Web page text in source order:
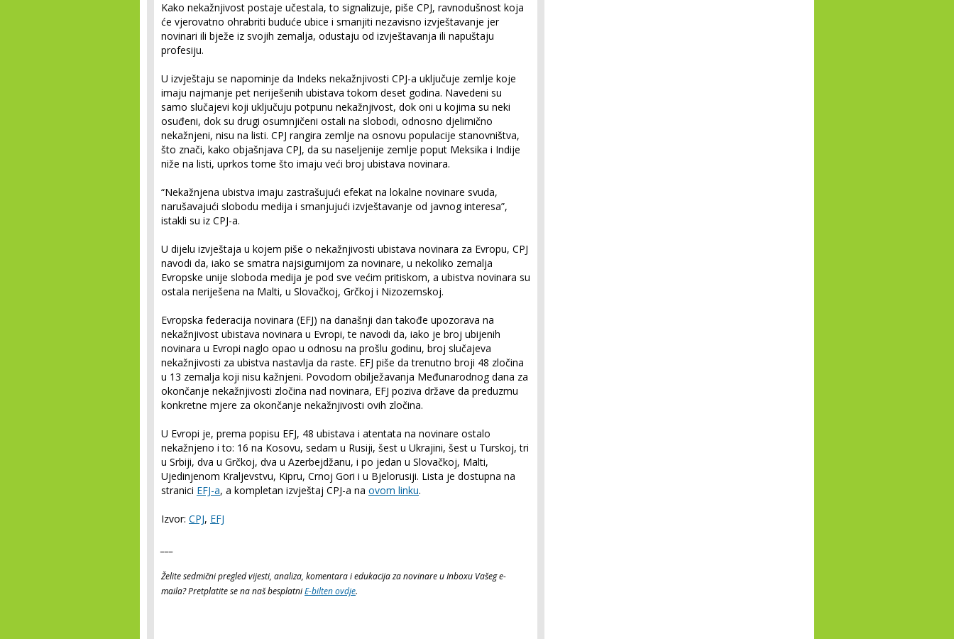
Kako nekažnjivost postaje učestala, to signalizuje, piše CPJ, ravnodušnost koja
će vjerovatno ohrabriti buduće ubice i smanjiti nezavisno izvještavanje jer
novinari ili bježe iz svojih zemalja, odustaju od izvještavanja ili napuštaju
profesiju.
U izvještaju se napominje da Indeks nekažnjivosti CPJ-a uključuje zemlje koje
imaju najmanje pet neriješenih ubistava tokom deset godina. Navedeni su
samo slučajevi koji uključuju potpunu nekažnjivost, dok oni u kojima su neki
osuđeni, dok su drugi osumnjičeni ostali na slobodi, odnosno djelimično
nekažnjeni, nisu na listi. CPJ rangira zemlje na osnovu populacije stanovništva,
što znači, kako objašnjava CPJ, da su naseljenije zemlje poput Meksika i Indije
niže na listi, uprkos tome što imaju veći broj ubistava novinara.
“Nekažnjena ubistva imaju zastrašujući efekat na lokalne novinare svuda,
narušavajući slobodu medija i smanjujući izvještavanje od javnog interesa”,
istakli su iz CPJ-a.
U dijelu izvještaja u kojem piše o nekažnjivosti ubistava novinara za Evropu, CPJ
navodi da, iako se smatra najsigurnijom za novinare, u nekoliko zemalja
Evropske unije sloboda medija je pod sve većim pritiskom, a ubistva novinara su
ostala neriješena na Malti, u Slovačkoj, Grčkoj i Nizozemskoj.
Evropska federacija novinara (EFJ) na današnji dan takođe upozorava na
nekažnjivost ubistava novinara u Evropi, te navodi da, iako je broj ubijenih
novinara u Evropi naglo opao u odnosu na prošlu godinu, broj slučajeva
nekažnjivosti za ubistva nastavlja da raste. EFJ piše da trenutno broji 48 zločina
u 13 zemalja koji nisu kažnjeni. Povodom obilježavanja Međunarodnog dana za
okončanje nekažnjivosti zločina nad novinara, EFJ poziva države da preduzmu
konkretne mjere za okončanje nekažnjivosti ovih zločina.
U Evropi je, prema popisu EFJ, 48 ubistava i atentata na novinare ostalo
nekažnjeno i to: 16 na Kosovu, sedam u Rusiji, šest u Ukrajini, šest u Turskoj, tri
u Srbiji, dva u Grčkoj, dva u Azerbejdžanu, i po jedan u Slovačkoj, Malti,
Ujedinjenom Kraljevstvu, Kipru, Crnoj Gori i u Bjelorusiji. Lista je dostupna na
stranici EFJ-a, a kompletan izvještaj CPJ-a na ovom linku.
Izvor: CPJ, EFJ
Želite sedmični pregled vijesti, analiza, komentara i edukacija za novinare u Inboxu Vašeg e-
maila? Pretplatite se na naš besplatniE-bilten ovdje.